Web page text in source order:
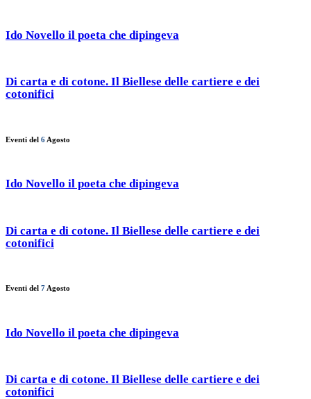
Ido Novello il poeta che dipingeva
Di carta e di cotone. Il Biellese delle cartiere e dei
cotonifici
Eventi del 6 Agosto
Ido Novello il poeta che dipingeva
Di carta e di cotone. Il Biellese delle cartiere e dei
cotonifici
Eventi del 7 Agosto
Ido Novello il poeta che dipingeva
Di carta e di cotone. Il Biellese delle cartiere e dei
cotonifici